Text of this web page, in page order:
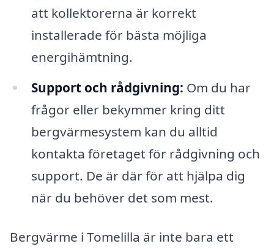
att kollektorerna är korrekt
installerade för bästa möjliga
energihämtning.
Support och rådgivning: Om du har
frågor eller bekymmer kring ditt
bergvärmesystem kan du alltid
kontakta företaget för rådgivning och
support. De är där för att hjälpa dig
när du behöver det som mest.
Bergvärme i Tomelilla är inte bara ett